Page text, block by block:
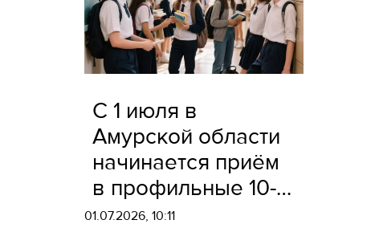
С 1 июля в
Амурской области
начинается приём
в профильные 10-е
классы
01.07.2026, 10:11